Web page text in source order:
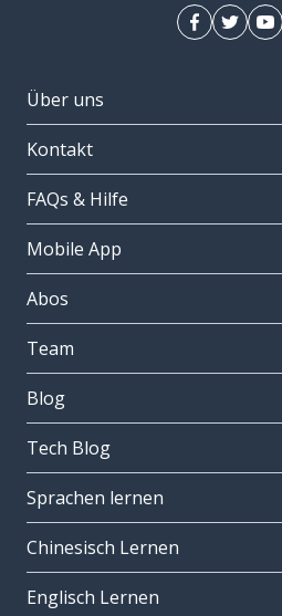
Über uns
Kontakt
FAQs & Hilfe
Mobile App
Abos
Team
Blog
Tech Blog
Sprachen lernen
Chinesisch Lernen
Englisch Lernen